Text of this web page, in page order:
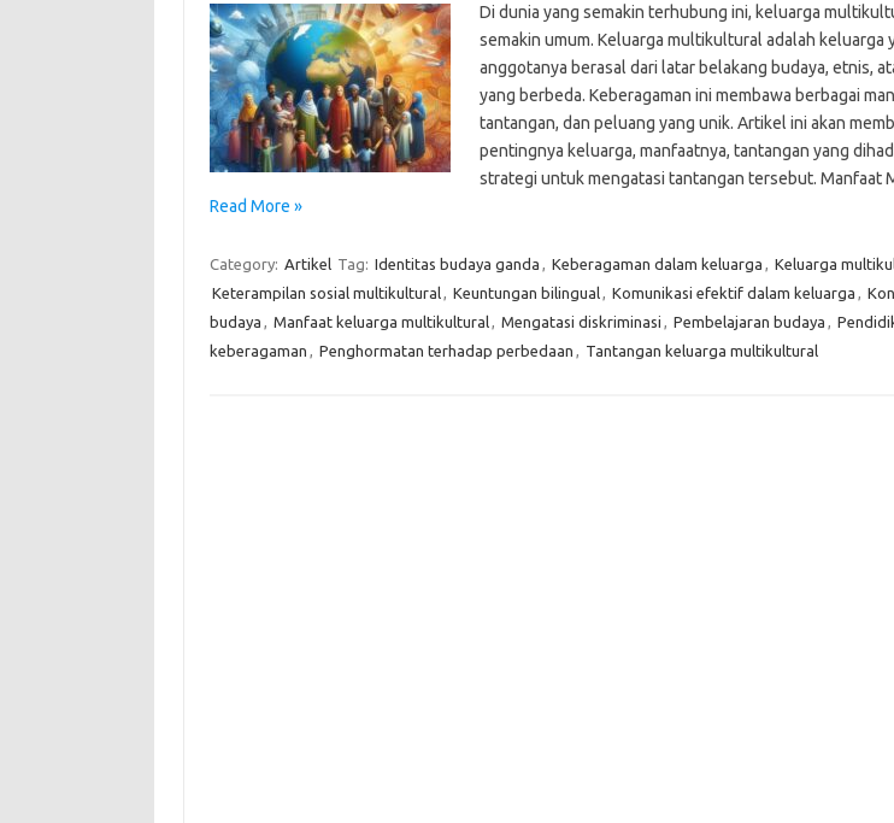
Di dunia yang semakin terhubung ini, keluarga
semakin umum. Keluarga multikultural adalah keluarga
anggotanya berasal dari latar belakang budaya, etnis,
yang berbeda. Keberagaman ini membawa berbagai
tantangan, dan peluang yang unik. Artikel ini akan
pentingnya keluarga, manfaatnya, tantangan yang
strategi untuk mengatasi tantangan tersebut.
Read More »
Category: Artikel Tag: Identitas budaya ganda , Keberagaman dalam keluarga , Keluarga
Keterampilan sosial multikultural, Keuntungan bilingual, Komunikasi efektif dalam keluarga ,
budaya , Manfaat keluarga multikultural, Mengatasi diskriminasi , Pembelajaran budaya ,
keberagaman , Penghormatan terhadap perbedaan , Tantangan keluarga multikultural